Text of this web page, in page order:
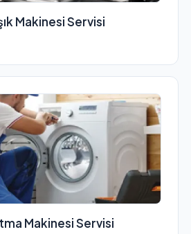
Makinesi Servisi
Makinesi Servisi